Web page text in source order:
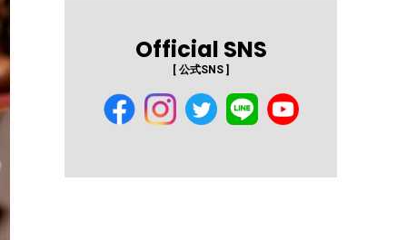
Official SNS
[ 公式SNS ]